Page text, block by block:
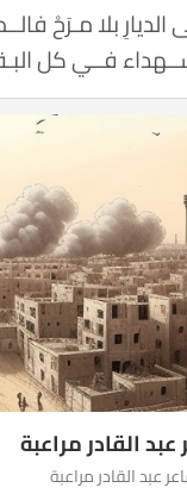
بلا مـرَحْ
فــي كل
القادر مراعبة
عبد القادر مراعبة